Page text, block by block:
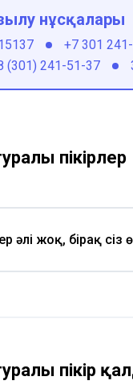
нұсқалары
+7 301
(301) 241-51-37
пікірлер
әлі жоқ, бірақ
пікір